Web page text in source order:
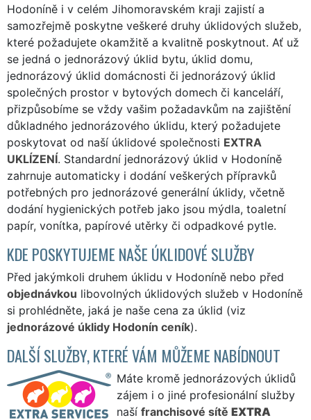
Hodoníně i v celém Jihomoravském kraji zajistí a
samozřejmě poskytne veškeré druhy úklidových služeb,
které požadujete okamžitě a kvalitně poskytnout. Ať už
se jedná o jednorázový úklid bytu, úklid domu,
jednorázový úklid domácnosti či jednorázový úklid
společných prostor v bytových domech či kanceláří,
přizpůsobíme se vždy vašim požadavkům na zajištění
důkladného jednorázového úklidu, který požadujete
poskytovat od naší úklidové společnosti EXTRA
UKLÍZENÍ. Standardní jednorázový úklid v Hodoníně
zahrnuje automaticky i dodání veškerých přípravků
potřebných pro jednorázové generální úklidy, včetně
dodání hygienických potřeb jako jsou mýdla, toaletní
papír, vonítka, papírové utěrky či odpadkové pytle.
KDE POSKYTUJEME NAŠE ÚKLIDOVÉ SLUŽBY
Před jakýmkoli druhem úklidu v Hodoníně nebo před
objednávkou libovolných úklidových služeb v Hodoníně
si prohlédněte, jaká je naše cena za úklid (viz
jednorázové úklidy Hodonín ceník).
DALŠÍ SLUŽBY, KTERÉ VÁM MŮŽEME NABÍDNOUT
Máte kromě jednorázových úklidů
zájem i o jiné profesionální služby
naší franchisové sítě EXTRA